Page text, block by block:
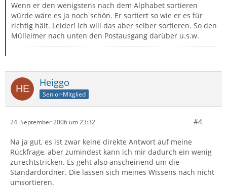
Wenn er den wenigstens nach dem Alphabet sortieren
würde wäre es ja noch schön. Er sortiert so wie er es für
richtig hält. Leider! Ich will das aber selber sortieren. So den
Mülleimer nach unten den Postausgang darüber u.s.w.
Heiggo
Senior-Mitglied
24. September 2006 um 23:32 #4
Na ja gut, es ist zwar keine direkte Antwort auf meine
Rückfrage, aber zumindest kann ich mir dadurch ein wenig
zurechtstricken. Es geht also anscheinend um die
Standardordner. Die lassen sich meines Wissens nach nicht
umsortieren.